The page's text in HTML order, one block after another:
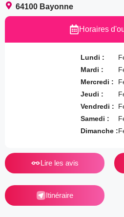
64100 Bayonne
Horaires
Lundi :
Mardi :
Mercredi :
Jeudi :
Vendredi :
Samedi :
Dimanche :
Lire les avis
Itinéraire